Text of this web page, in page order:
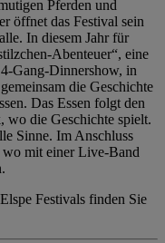
Pferden und
öffnet das Festival sein
In diesem Jahr für
Abenteuer“, eine
Gang-Dinnershow, in
die Geschichte
Das Essen folgt den
wo die Geschichte spielt.
Sinne. Im Anschluss
wo mit einer Live-Band
Festivals finden Sie